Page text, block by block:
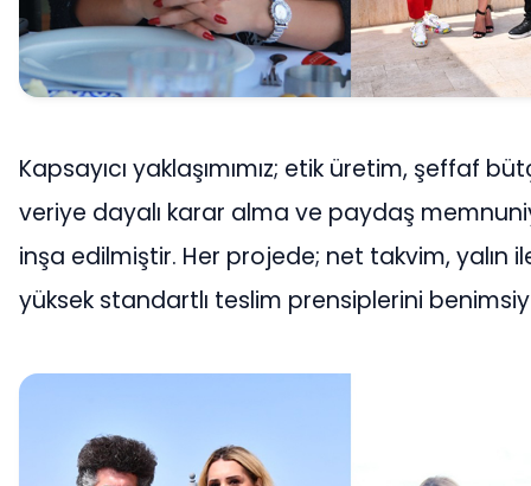
Kapsayıcı yaklaşımımız; etik üretim, şeffaf
veriye dayalı karar alma ve paydaş
inşa edilmiştir. Her projede; net takvim, yalın
yüksek standartlı teslim prensiplerini